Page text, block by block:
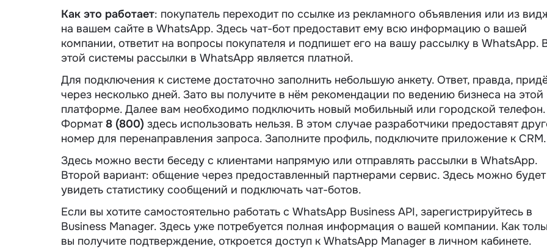
Как это работает: покупатель переходит по ссылке из рекламного объявления или из
на вашем сайте в WhatsApp. Здесь чат-бот предоставит ему всю информацию о вашей
компании, ответит на вопросы покупателя и подпишет его на вашу рассылку в WhatsApp.
этой системы рассылки в WhatsApp является платной.
Для подключения к системе достаточно заполнить небольшую анкету. Ответ, правда,
через несколько дней. Зато вы получите в нём рекомендации по ведению бизнеса на этой
платформе. Далее вам необходимо подключить новый мобильный или городской телефон.
Формат 8 (800) здесь использовать нельзя. В этом случае разработчики предоставят
номер для перенаправления запроса. Заполните профиль, подключите приложение к CRM.
Здесь можно вести беседу с клиентами напрямую или отправлять рассылки в WhatsApp.
Второй вариант: общение через предоставленный партнерами сервис. Здесь можно будет
увидеть статистику сообщений и подключать чат-ботов.
Если вы хотите самостоятельно работать с WhatsApp Business API, зарегистрируйтесь в
Business Manager. Здесь уже потребуется полная информация о вашей компании. Как
вы получите подтверждение, откроется доступ к WhatsApp Manager в личном кабинете.